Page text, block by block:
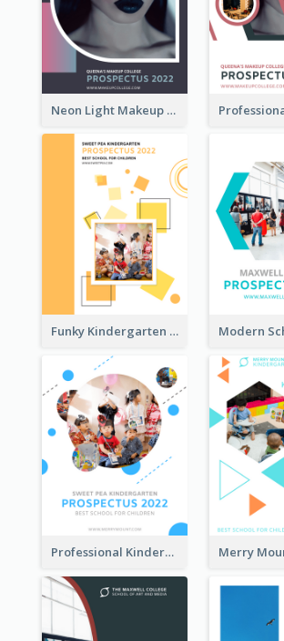
Neon Light Makeup School Prospectus
Funky Kindergarten Prospectus
Professional Kindergarten Prospectus